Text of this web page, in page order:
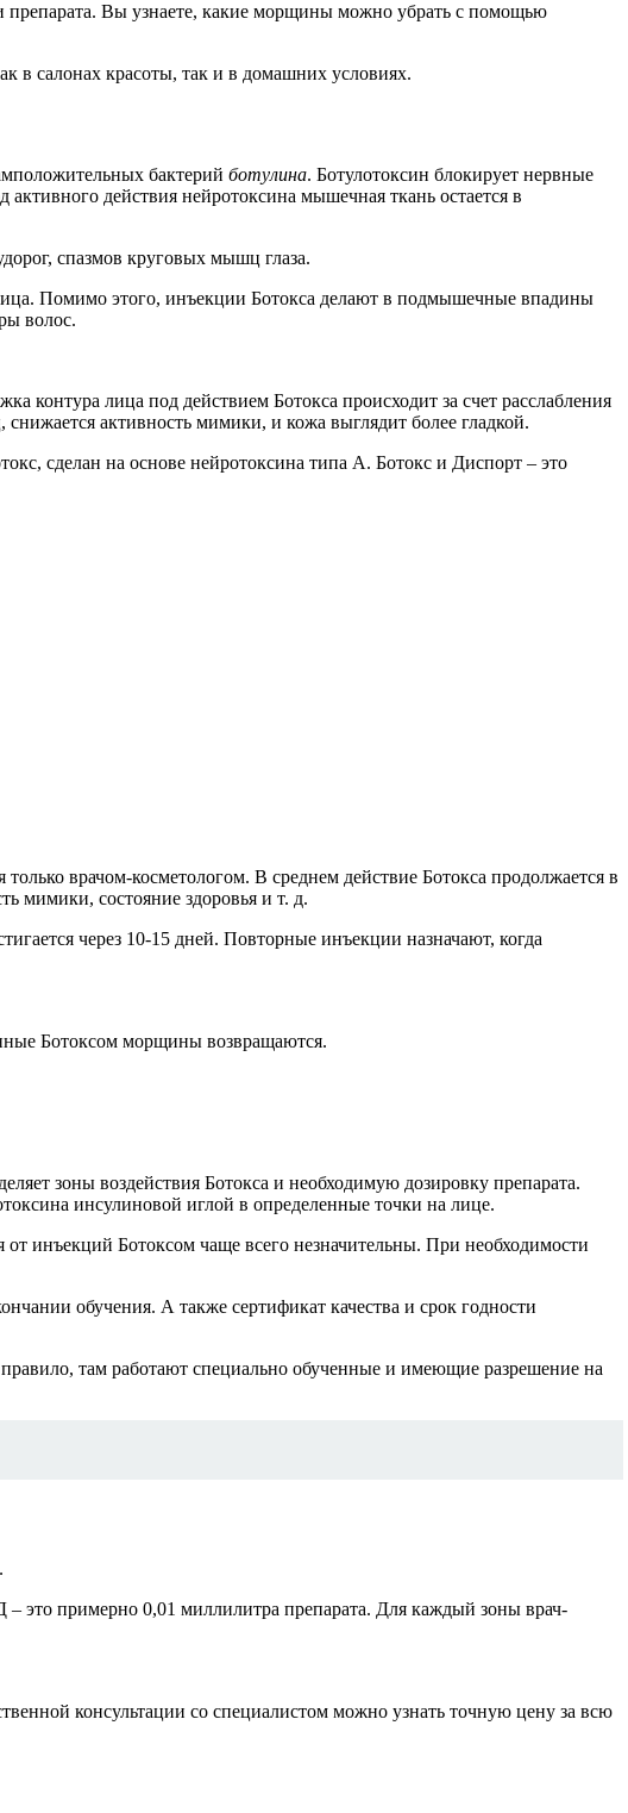
препарата. Вы узнаете, какие морщины можно убрать с помощью
в салонах красоты, так и в домашних условиях.
бактерий ботулина. Ботулотоксин блокирует нервные
действия нейротоксина мышечная ткань остается в
спазмов круговых мышц глаза.
Помимо этого, инъекции Ботокса делают в подмышечные впадины
волос.
лица под действием Ботокса происходит за счет расслабления
активность мимики, и кожа выглядит более гладкой.
сделан на основе нейротоксина типа А. Ботокс и Диспорт – это
врачом-косметологом. В среднем действие Ботокса продолжается в
мимики, состояние здоровья и т. д.
через 10-15 дней. Повторные инъекции назначают, когда
Ботоксом морщины возвращаются.
зоны воздействия Ботокса и необходимую дозировку препарата.
инсулиновой иглой в определенные точки на лице.
инъекций Ботоксом чаще всего незначительны. При необходимости
обучения. А также сертификат качества и срок годности
там работают специально обученные и имеющие разрешение на
– это примерно 0,01 миллилитра препарата. Для каждый зоны врач-
консультации со специалистом можно узнать точную цену за всю